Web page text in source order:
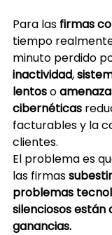
Para las firmas
tiempo
minuto perdido
inactividad,
lentos o
cibernéticas
facturables y la
clientes.
El problema es
las firmas
problemas
silenciosos están
ganancias.